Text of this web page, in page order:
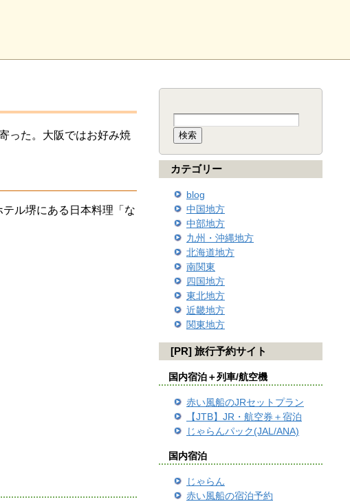
った。大阪ではお好み焼
ル堺にある日本料理「な
カテゴリー
blog
中国地方
中部地方
九州・沖縄地方
北海道地方
南関東
四国地方
東北地方
近畿地方
関東地方
[PR] 旅行予約サイト
国内宿泊＋列車/航空機
赤い風船のJRセットプラン
【JTB】JR・航空券＋宿泊
じゃらんパック(JAL/ANA)
国内宿泊
じゃらん
赤い風船の宿泊予約